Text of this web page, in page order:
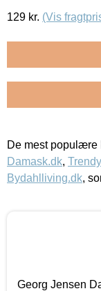
129 kr. (Vis
De mest populære
Damask.dk,
Bydahlliving.dk,
Georg Jensen